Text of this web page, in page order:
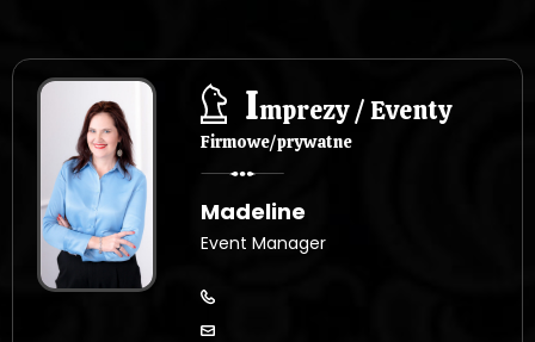
Imprezy / Eventy
Firmowe/prywatne
Madeline
Event Manager